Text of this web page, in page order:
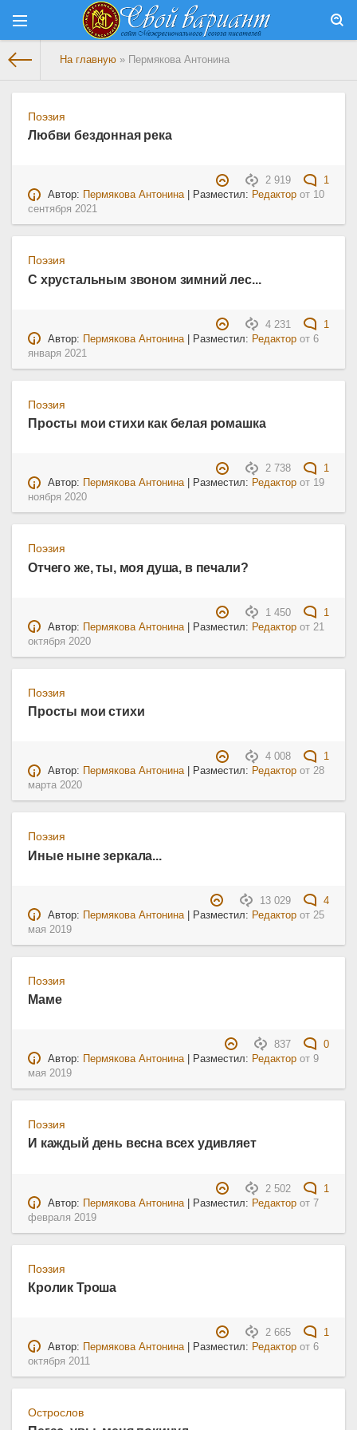
На главную » Пермякова Антонина
Поэзия
Любви бездонная река
2 919
1
Автор:
Пермякова Антонина| Разместил: Редактор от 10
сентября 2021
Поэзия
С хрустальным звоном зимний лес...
4 231
1
Автор: Пермякова Антонина| Разместил: Редактор от6
января 2021
Поэзия
Просты мои стихи как белая ромашка
2 738
1
Автор:
Пермякова Антонина| Разместил: Редактор от 19
ноября 2020
Поэзия
Отчего же, ты, моя душа, в печали?
1 450
1
Автор: Пермякова Антонина | Разместил: Редактор от 21
октября 2020
Поэзия
Просты мои стихи
4 008
1
Автор:
Пермякова Антонина| Разместил: Редактор от28
марта 2020
Поэзия
Иные ныне зеркала...
13 029
4
Автор: Пермякова Антонина | Разместил: Редактор от 25
мая 2019
Поэзия
Маме
837
0
Автор:
Пермякова Антонина| Разместил: Редактор от9
мая 2019
Поэзия
И каждый день весна всех удивляет
2 502
1
Автор: Пермякова Антонина | Разместил: Редактор от7
февраля 2019
Поэзия
Кролик Троша
2 665
1
Автор:
Пермякова Антонина| Разместил: Редактор от6
октября 2011
Острослов